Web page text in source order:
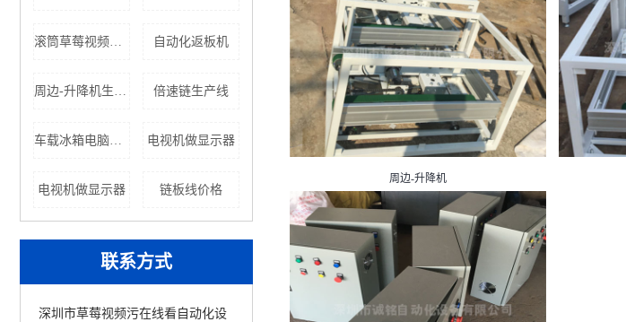
滚筒草莓视频APP黄色 自动化返板机
周边-升降机生产厂家 倍速链生产线
车载冰箱电脑组装线 电视机做显示器
电视机做显示器 链板线价格
联系方式
深圳市草莓视频污在线看自动化设
周边-升降机